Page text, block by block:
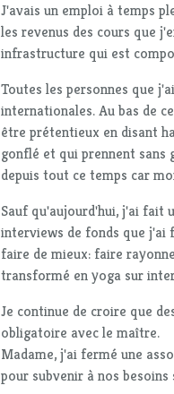
J'avais un emploi à temps
les revenus des cours que
infrastructure qui est
Toutes les personnes que
internationales. Au bas de
être prétentieux en disant
gonflé et qui prennent sans
depuis tout ce temps car
Sauf qu'aujourd'hui, j'ai fait
interviews de fonds que j'ai
faire de mieux: faire
transformé en yoga sur
Je continue de croire que
obligatoire avec le maître.
Madame, j'ai fermé une
pour subvenir à nos